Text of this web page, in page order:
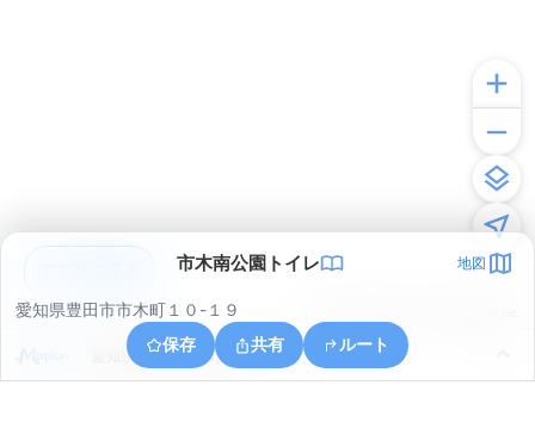
市木南公園トイレ 地図
愛知県豊田市市木町１０-１９
保存
共有 ルート
愛知県豊田市美和町３丁目